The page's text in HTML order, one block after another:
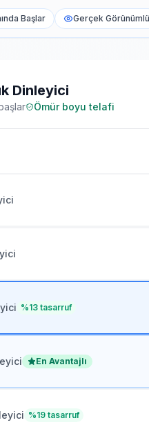
Başlar Gerçek Görünümlü
Dinleyici
Ömür boyu telafi
%13 tasarruf
En Avantajlı
%19 tasarruf